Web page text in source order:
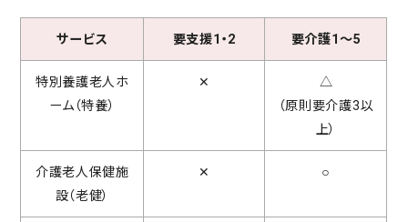
サービス 要支援1・2 要介護1～5
特別養護老人ホ
ーム（特養）
✕
△
（原則要介護3以
上）
介護老人保健施
設（老健）
✕ ○